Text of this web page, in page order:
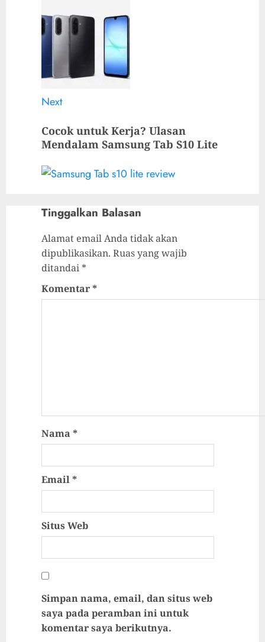
Next
Cocok untuk Kerja? Ulasan
Mendalam Samsung Tab S10 Lite
Tinggalkan Balasan
Alamat email Anda tidak akan
dipublikasikan. Ruas yang wajib
ditandai *
Komentar*
Nama *
Email*
Situs Web
Simpan nama, email, dan situs web
saya pada peramban ini untuk
komentar saya berikutnya.